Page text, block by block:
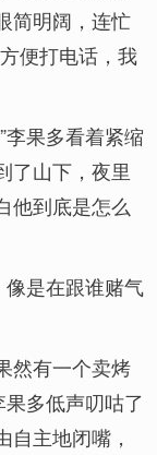
简明阔，连忙
便打电话，我
果多看着紧缩
了山下，夜里
他到底是怎么
像是在跟谁赌气
然有一个卖烤
多低声叨咕了
主地闭嘴，